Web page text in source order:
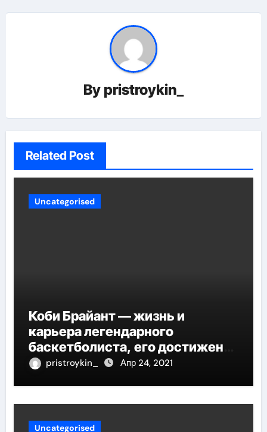
By pristroykin_
Related Post
Uncategorised
Коби Брайант — жизнь и
карьера легендарного
баскетболиста, его достижения
и наследие
pristroykin_ Апр 24, 2021
Uncategorised